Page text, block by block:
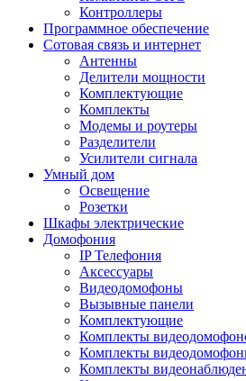
Контроллеры
Программное обеспечение
Сотовая связь и интернет
Антенны
Делители мощности
Комплектующие
Комплекты
Модемы и роутеры
Разделители
Усилители сигнала
Умный дом
Освещение
Розетки
Шкафы электрические
Домофония
IP Телефония
Аксессуары
Видеодомофоны
Вызывные панели
Комплектующие
Комплекты
Комплекты
Комплекты